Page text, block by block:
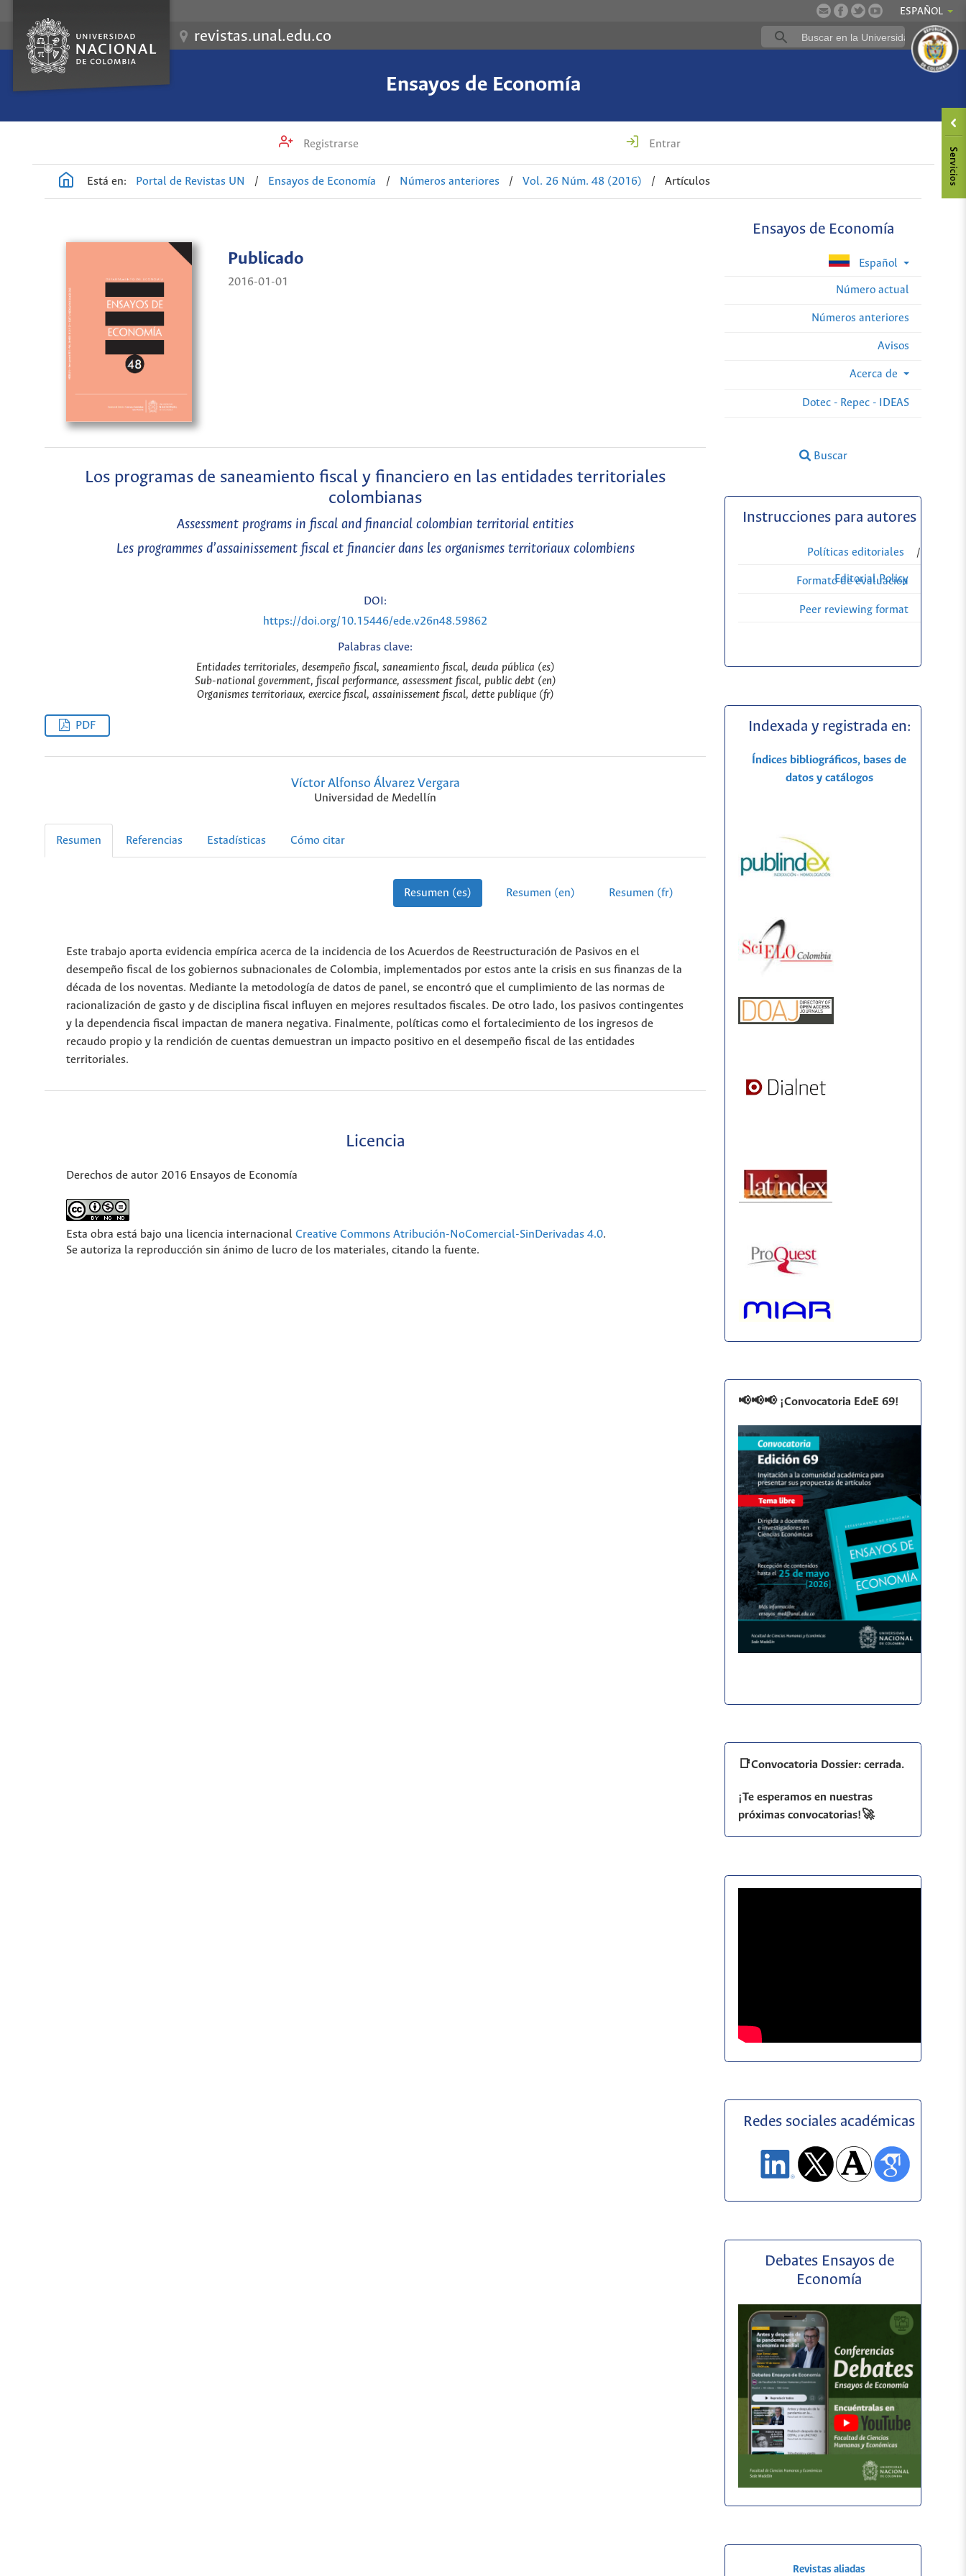
ESPAÑOL
revistas.unal.edu.co
Ensayos de Economía
Registrarse Entrar
Está en: Portal de Revistas UN / Ensayos de Economía / Números anteriores / Vol. 26 Núm. 48 (2016) / Artículos
Ensayos de Economía
Español
Número actual
Números anteriores
Avisos
Acerca de
Dotec - Repec - IDEAS
Buscar
Publicado
2016-01-01
Los programas de saneamiento fiscal y financiero en las entidades territoriales
colombianas
Assessment programs in fiscal and financial colombian territorial entities
Les programmes d’assainissement fiscal et financier dans les organismes territoriaux colombiens
DOI:
https://doi.org/10.15446/ede.v26n48.59862
Palabras clave:
Entidades territoriales, desempeño fiscal, saneamiento fiscal, deuda pública (es)
Sub-national government, fiscal performance, assessment fiscal, public debt (en)
Organismes territoriaux, exercice fiscal, assainissement fiscal, dette publique (fr)
PDF
Víctor Alfonso Álvarez Vergara
Universidad de Medellín
Resumen Referencias Estadísticas Cómo citar
Resumen (es) Resumen (en) Resumen (fr)
Este trabajo aporta evidencia empírica acerca de la incidencia de los Acuerdos de Reestructuración de Pasivos en el
desempeño fiscal de los gobiernos subnacionales de Colombia, implementados por estos ante la crisis en sus finanzas de la
década de los noventas. Mediante la metodología de datos de panel, se encontró que el cumplimiento de las normas de
racionalización de gasto y de disciplina fiscal influyen en mejores resultados fiscales. De otro lado, los pasivos contingentes
y la dependencia fiscal impactan de manera negativa. Finalmente, políticas como el fortalecimiento de los ingresos de
recaudo propio y la rendición de cuentas demuestran un impacto positivo en el desempeño fiscal de las entidades
territoriales.
Licencia
Derechos de autor 2016 Ensayos de Economía
Esta obra está bajo una licencia internacional Creative Commons Atribución-NoComercial-SinDerivadas 4.0.
Se autoriza la reproducción sin ánimo de lucro de los materiales, citando la fuente.
Instrucciones para autores
Políticas editoriales /
Editorial Policy
Formato de evaluación
Peer reviewing format
Indexada y registrada en:
Índices bibliográficos, bases de
datos y catálogos
📢📢📢 ¡Convocatoria EdeE 69!
📑Convocatoria Dossier: cerrada.
¡Te esperamos en nuestras
próximas convocatorias!🚀
Redes sociales académicas
Debates Ensayos de
Economía
Revistas aliadas